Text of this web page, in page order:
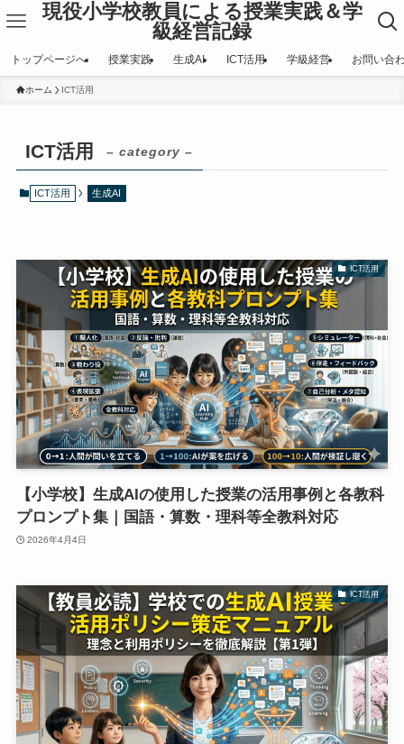
現役小学校教員による授業実践＆学
級経営記録
トップページへ 授業実践 生成AI ICT活用 学級経営 お問い合
ホーム ICT活用
ICT活用 – category –
ICT活用 生成AI
ICT活用
【小学校】生成AIの使用した授業の活用事例と各教科
プロンプト集｜国語・算数・理科等全教科対応
2026年4月4日
ICT活用